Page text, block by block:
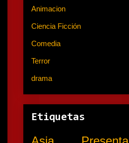
Animacion
Ciencia Ficción
Comedia
Terror
drama
Etiquetas